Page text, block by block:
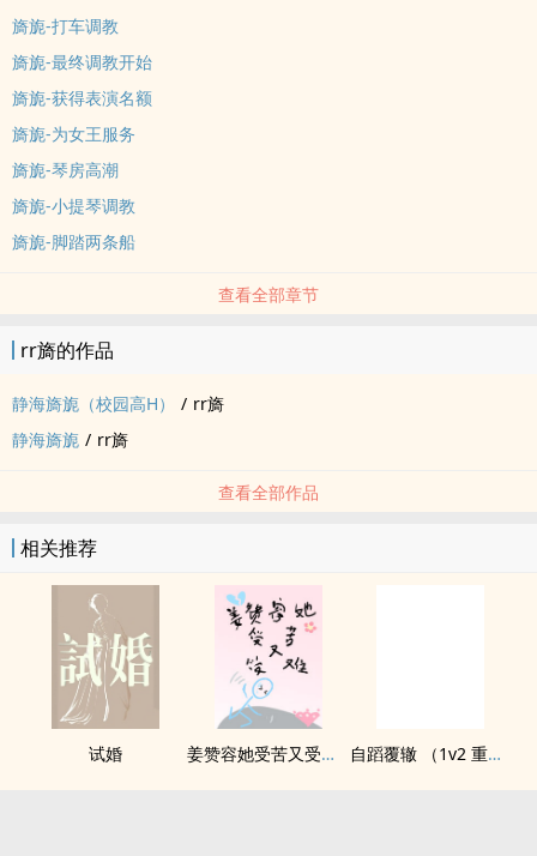
旖旎-打车调教
旖旎-最终调教开始
旖旎-获得表演名额
旖旎-为女王服务
旖旎-琴房高潮
旖旎-小提琴调教
旖旎-脚踏两条船
查看全部章节
rr旖的作品
静海旖旎（校园高H） / rr旖
静海旖旎 / rr旖
查看全部作品
相关推荐
试婚 姜赞容她受苦又受难（NPH） 自蹈覆辙 （1v2 重生）